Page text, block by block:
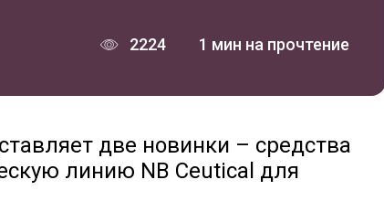
2224 1 мин на прочтение
две новинки – средства
линию NB Ceutical для